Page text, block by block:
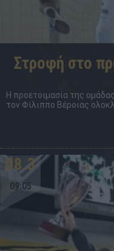
Στροφή στο
Η προετοιμασία της
τον Φίλιππο Βέροιας
08.3
09:05